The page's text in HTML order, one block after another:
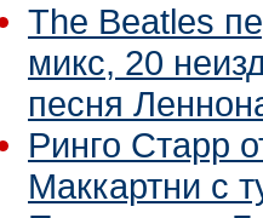
The Beatles
микс, 20
песня
Ринго Старр
Маккартни с